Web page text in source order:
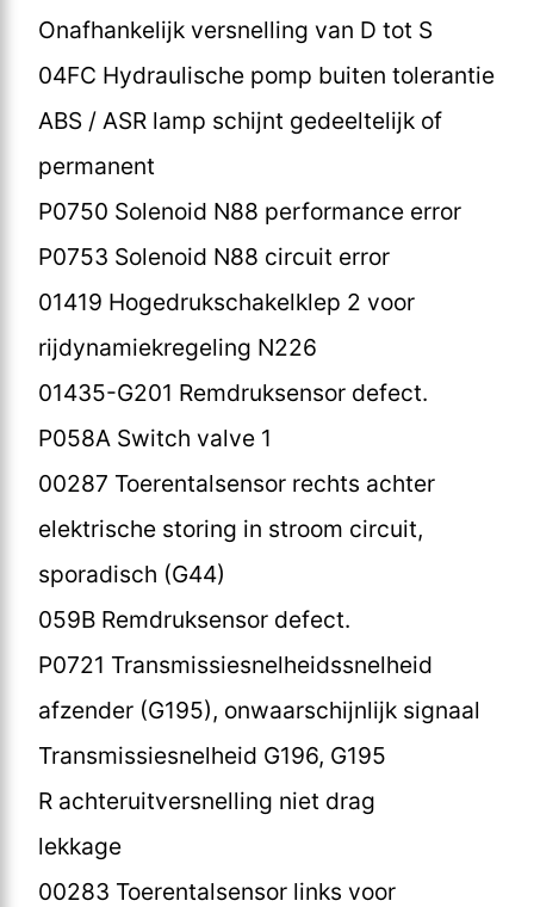
Onafhankelijk versnelling van D tot S
04FC Hydraulische pomp buiten tolerantie
ABS / ASR lamp schijnt gedeeltelijk of
permanent
P0750 Solenoid N88 performance error
P0753 Solenoid N88 circuit error
01419 Hogedrukschakelklep 2 voor
rijdynamiekregeling N226
01435-G201 Remdruksensor defect.
P058A Switch valve 1
00287 Toerentalsensor rechts achter
elektrische storing in stroom circuit,
sporadisch (G44)
059B Remdruksensor defect.
P0721 Transmissiesnelheidssnelheid
afzender (G195), onwaarschijnlijk signaal
Transmissiesnelheid G196, G195
R achteruitversnelling niet drag
lekkage
00283 Toerentalsensor links voor